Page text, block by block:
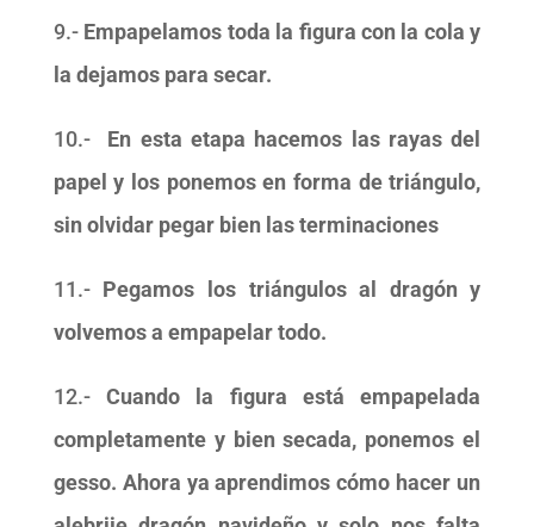
9.- Empapelamos toda la figura con la cola y
la dejamos para secar.
10.- En esta etapa hacemos las rayas del
papel y los ponemos en forma de triángulo,
sin olvidar pegar bien las terminaciones
11.- Pegamos los triángulos al dragón y
volvemos a empapelar todo.
12.-Cuando la figura está empapelada
completamente y bien secada, ponemos el
gesso. Ahora ya aprendimos cómo hacer un